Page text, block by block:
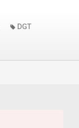
DGT